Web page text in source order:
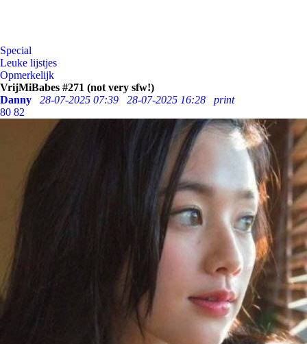
Special
Leuke lijstjes
Opmerkelijk
VrijMiBabes #271 (not very sfw!)
Danny
28-07-2025 07:39 28-07-2025 16:28
print
80 82